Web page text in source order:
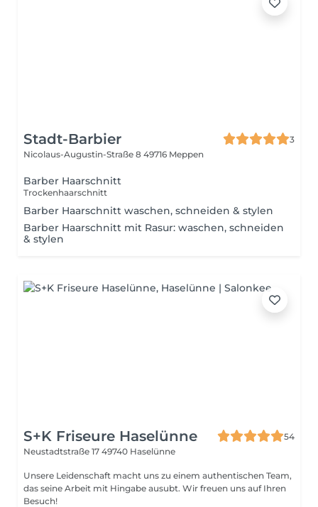
Stadt-Barbier
3
Nicolaus-Augustin-Straße 8 49716 Meppen
Barber Haarschnitt
Trockenhaarschnitt
Barber Haarschnitt waschen, schneiden & stylen
Barber Haarschnitt mit Rasur: waschen, schneiden
& stylen
S+K Friseure Haselünne
54
Neustadtstraße 17 49740 Haselünne
Unsere Leidenschaft macht uns zu einem authentischen Team,
das seine Arbeit mit Hingabe ausubt. Wir freuen uns auf Ihren
Besuch!